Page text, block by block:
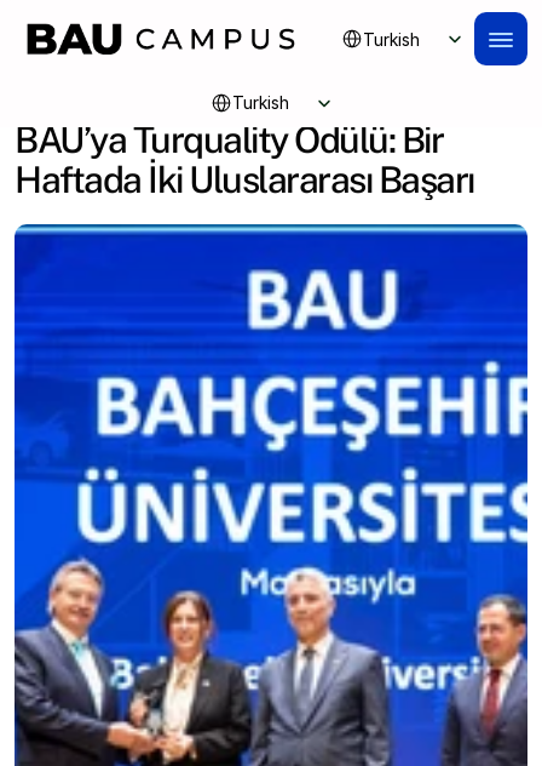
Turkish
Turkish
BAU’ya Turquality Ödülü: Bir
Haftada İki Uluslararası Başarı